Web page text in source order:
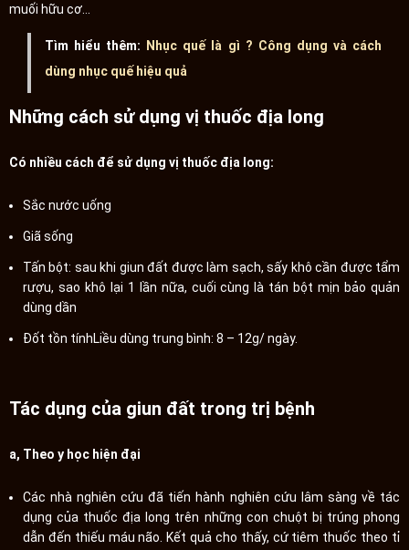
muối hữu cơ…
Tìm hiểu thêm:
Nhục quế là gì ? Công dụng và cách
dùng nhục quế hiệu quả
Những cách sử dụng vị thuốc địa long
Có nhiều cách để sử dụng vị thuốc địa long:
Sắc nước uống
Giã sống
Tấn bột: sau khi giun đất được làm sạch, sấy khô cần được tẩm
rượu, sao khô lại 1 lần nữa, cuối cùng là tán bột mịn bảo quản
dùng dần
Đốt tồn tínhLiều dùng trung bình: 8 – 12g/ ngày.
Tác dụng của giun đất trong trị bệnh
a, Theo y học hiện đại
Các nhà nghiên cứu đã tiến hành nghiên cứu lâm sàng về tác
dụng của thuốc địa long trên những con chuột bị trúng phong
dẫn đến thiếu máu não. Kết quả cho thấy, cứ tiêm thuốc theo tỉ